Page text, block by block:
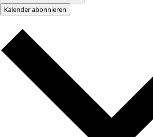
Kalender abonnieren